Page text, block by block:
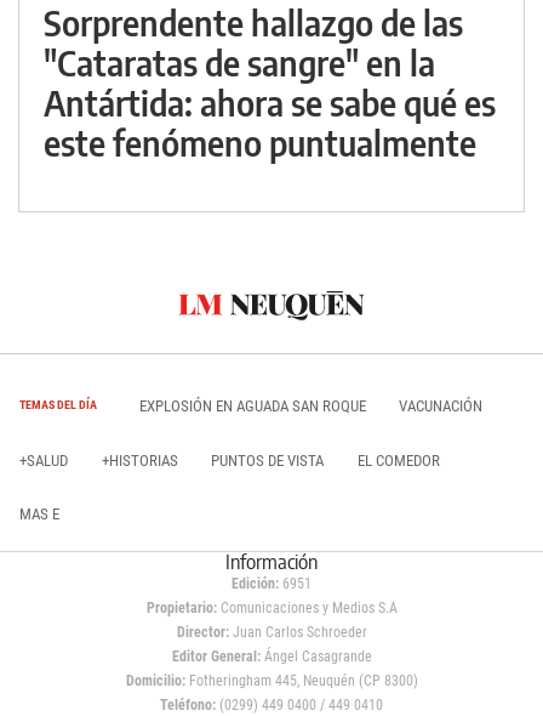
Sorprendente hallazgo de las
"Cataratas de sangre" en la
Antártida: ahora se sabe qué es
este fenómeno puntualmente
TEMAS DEL DÍA EXPLOSIÓN EN AGUADA SAN ROQUE VACUNACIÓN
+SALUD +HISTORIAS PUNTOS DE VISTA EL COMEDOR
MAS E
Información
Edición: 6951
Propietario:Comunicaciones y Medios S.A
Director: Juan Carlos Schroeder
Editor General:Ángel Casagrande
Domicilio:Fotheringham 445, Neuquén (CP 8300)
Teléfono: (0299) 449 0400 / 449 0410